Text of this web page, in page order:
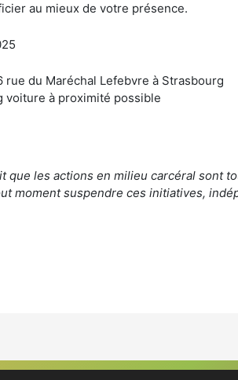
au mieux de votre présence.
du Maréchal Lefebvre à Strasbourg
voiture à proximité possible
que les actions en milieu carcéral sont
moment suspendre ces initiatives,